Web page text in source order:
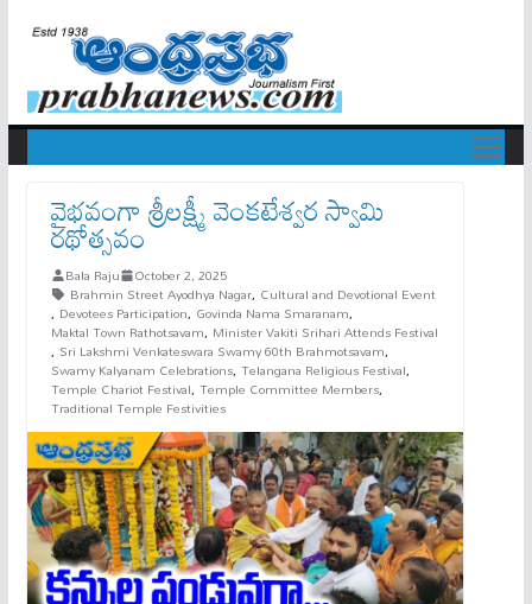
వైభ‌వంగా శ్రీ‌ల‌క్ష్మీ వెంక‌టేశ్వ‌ర స్వామి
ర‌థోత్స‌వం
Bala Raju October 2, 2025
Brahmin Street Ayodhya Nagar, Cultural and Devotional Event
, Devotees Participation, Govinda Nama Smaranam,
Maktal Town Rathotsavam, Minister Vakiti Srihari Attends Festival
, Sri Lakshmi Venkateswara Swamy 60th Brahmotsavam,
Swamy Kalyanam Celebrations, Telangana Religious Festival,
Temple Chariot Festival, Temple Committee Members,
Traditional Temple Festivities